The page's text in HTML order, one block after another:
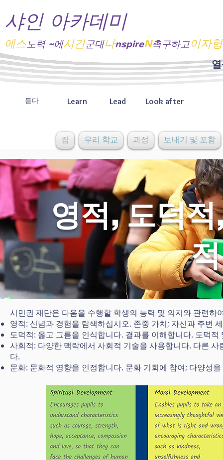
샤인 아카데미
에스노력 ~에시간군대나nspireN촉구하고이자형
듣다 Learn Lead Look after
집 우리 학교 과정 보내기 및 포함
영적, 도덕
시민권 재단은 다음을 수행할 학생의 능력 및 의지와 관련
영적: 신념과 경험을 탐색하십시오. 존중 가치; 자신과 주변
도덕적: 옳고 그름을 인식합니다. 결과를 이해합니다. 도덕
사회적: 다양한 맥락에서 사회적 기술을 사용합니다. 다른
다.
문화: 문화적 영향을 인정합니다. 문화 기회에 참여; 다양성